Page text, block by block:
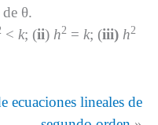
θ.
< k; (ii) h2 = k; (iii) h2
ecuaciones lineales de